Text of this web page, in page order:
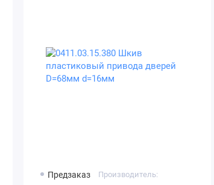
Предзаказ Производитель: